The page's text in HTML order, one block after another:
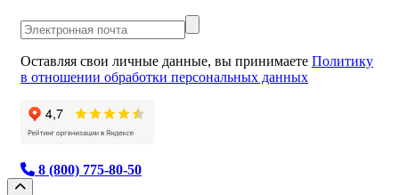
Оставляя свои личные данные, вы принимаете Политику
в отношении обработки персональных данных
8 (800) 775-80-50